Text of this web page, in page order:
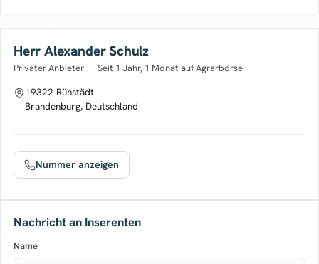
Herr Alexander Schulz
Privater Anbieter · Seit 1 Jahr, 1 Monat auf Agrarbörse
19322 Rühstädt
Brandenburg, Deutschland
Nummer anzeigen
Nachricht an Inserenten
Name